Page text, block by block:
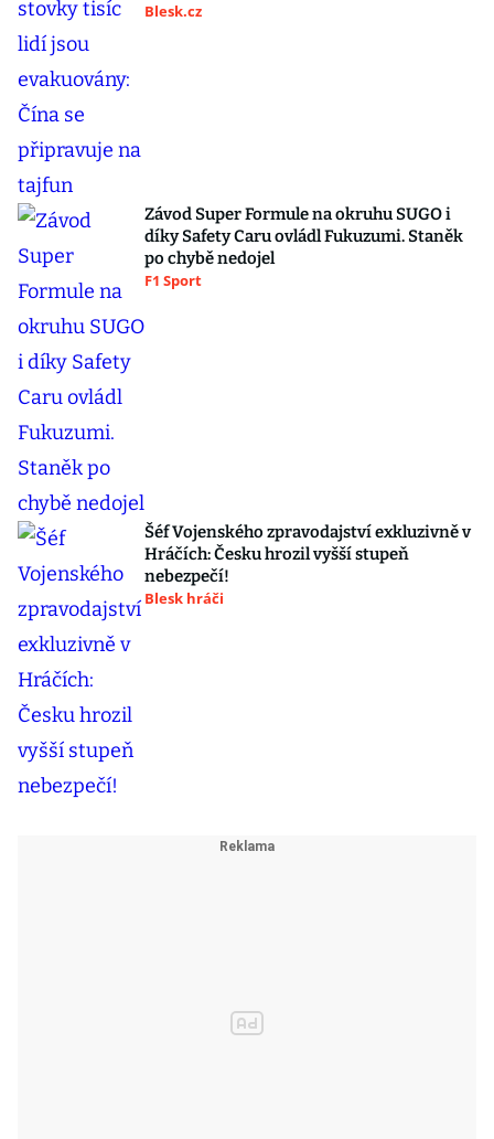
Blesk.cz
Závod Super Formule na okruhu SUGO i
díky Safety Caru ovládl Fukuzumi. Staněk
po chybě nedojel
F1 Sport
Šéf Vojenského zpravodajství exkluzivně v
Hráčích: Česku hrozil vyšší stupeň
nebezpečí!
Blesk hráči